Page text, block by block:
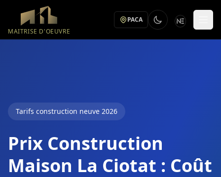
Aller au contenu principal
MAITRISE D'OEUVRE
PACA
Tarifs construction neuve 2026
Prix Construction
Maison La Ciotat : Coût